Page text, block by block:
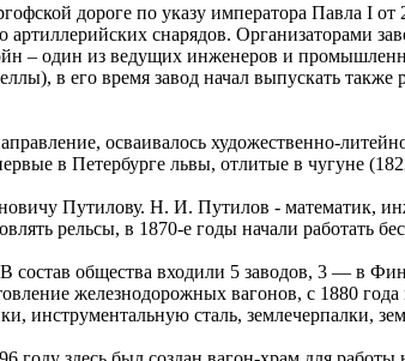
дороге по указу императора Павла I
снарядов. Организаторами
– один из ведущих инженеров и
в его время завод начал выпускать также
осваивалось художественно-
в Петербурге львы, отлитые в чугуне
Путилову. Н. И. Путилов - математик,
рельсы, в 1870-е годы начали работать
общества входили 5 заводов, 3 — в
железнодорожных вагонов, с 1880
инструментальную сталь, землечерпалки,